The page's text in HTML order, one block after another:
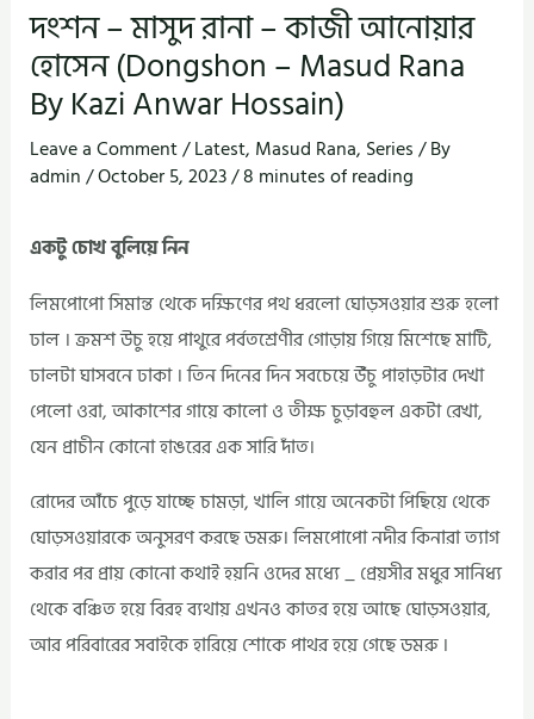
দংশন – মাসুদ রানা – কাজী আনোয়ার
হোসেন (Dongshon – Masud Rana
By Kazi Anwar Hossain)
Leave a Comment/Latest, Masud Rana, Series/ By
admin/October 5, 2023/8 minutes of reading
একটু চোখ বুলিয়ে নিন
লিমপোপো সিমান্ত থেকে দক্ষিণের পথ ধরলো ঘোড়সওয়ার শুরু হলো
ঢাল । ক্রমশ উচু হয়ে পাথুরে পর্বতশ্রেণীর গোড়ায় গিয়ে মিশেছে মাটি,
ঢালটা ঘাসবনে ঢাকা । তিন দিনের দিন সবচেয়ে উঁচু পাহাড়টার দেখা
পেলো ওরা, আকাশের গায়ে কালো ও তীক্ষ চুড়াবহুল একটা রেখা,
যেন প্রাচীন কোনো হাঙরের এক সারি দাঁত।
রোদের আঁচে পুড়ে যাচ্ছে চামড়া, খালি গায়ে অনেকটা পিছিয়ে থেকে
ঘোড়সওয়ারকে অনুসরণ করছে ডমরু। লিমপোপো নদীর কিনারা ত্যাগ
করার পর প্রায় কোনো কথাই হয়নি ওদের মধ্যে _ প্রেয়সীর মধুর সানিধ্য
থেকে বঞ্চিত হয়ে বিরহ ব্যথায় এখনও কাতর হয়ে আছে ঘোড়সওয়ার,
আর পরিবারের সবাইকে হারিয়ে শোকে পাথর হয়ে গেছে ডমরু ৷